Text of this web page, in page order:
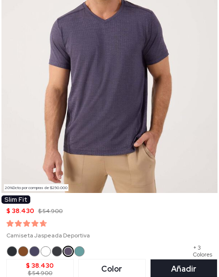
20%Dcto por compras de $250.000
Slim Fit
$ 38.430 $ 54.900
Camiseta Jaspeada Deportiva
+ 3
Colores
$ 38.430
$ 54.900 Color Añadir